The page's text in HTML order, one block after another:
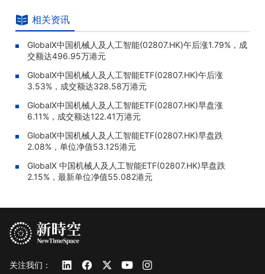
相关资讯
GlobalX中国机械人及人工智能(02807.HK)午后涨1.79%，成
交额达496.95万港元
GlobalX中国机械人及人工智能ETF(02807.HK)午后涨
3.53%，成交额达328.58万港元
GlobalX中国机械人及人工智能ETF(02807.HK)早盘涨
6.11%，成交额达122.41万港元
GlobalX中国机械人及人工智能ETF(02807.HK)早盘跌
2.08%，单位净值53.125港元
GlobalX 中国机械人及人工智能ETF(02807.HK)早盘跌
2.15%，最新单位净值55.082港元
关注我们：